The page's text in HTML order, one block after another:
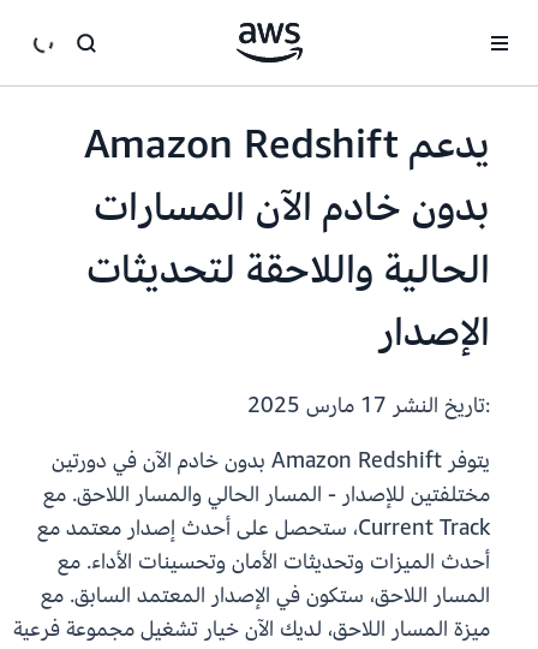
يدعم Amazon Redshift
بدون خادم الآن المسارات
الحالية واللاحقة لتحديثات
الإصدار
:تاريخ النشر
يتوفر Amazon Redshift بدون خادم الآن في دورتين
مختلفتين للإصدار - المسار الحالي والمسار اللاحق. مع
Current Track، ستحصل على أحدث إصدار معتمد مع
أحدث الميزات وتحديثات الأمان وتحسينات الأداء. مع
المسار اللاحق، ستكون في الإصدار المعتمد السابق. مع
ميزة المسار اللاحق، لديك الآن خيار تشغيل مجموعة فرعية